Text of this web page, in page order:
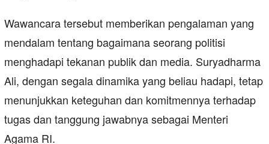
Wawancara tersebut memberikan pengalaman yang
mendalam tentang bagaimana seorang politisi
menghadapi tekanan publik dan media. Suryadharma
Ali, dengan segala dinamika yang beliau hadapi, tetap
menunjukkan keteguhan dan komitmennya terhadap
tugas dan tanggung jawabnya sebagai Menteri
Agama RI.